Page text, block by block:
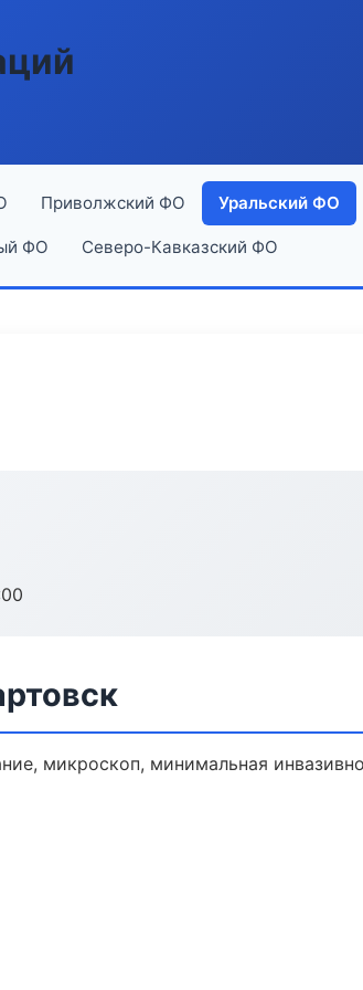
Приволжский ФО Уральский ФО
ФО Северо-Кавказский ФО
микроскоп, минимальная